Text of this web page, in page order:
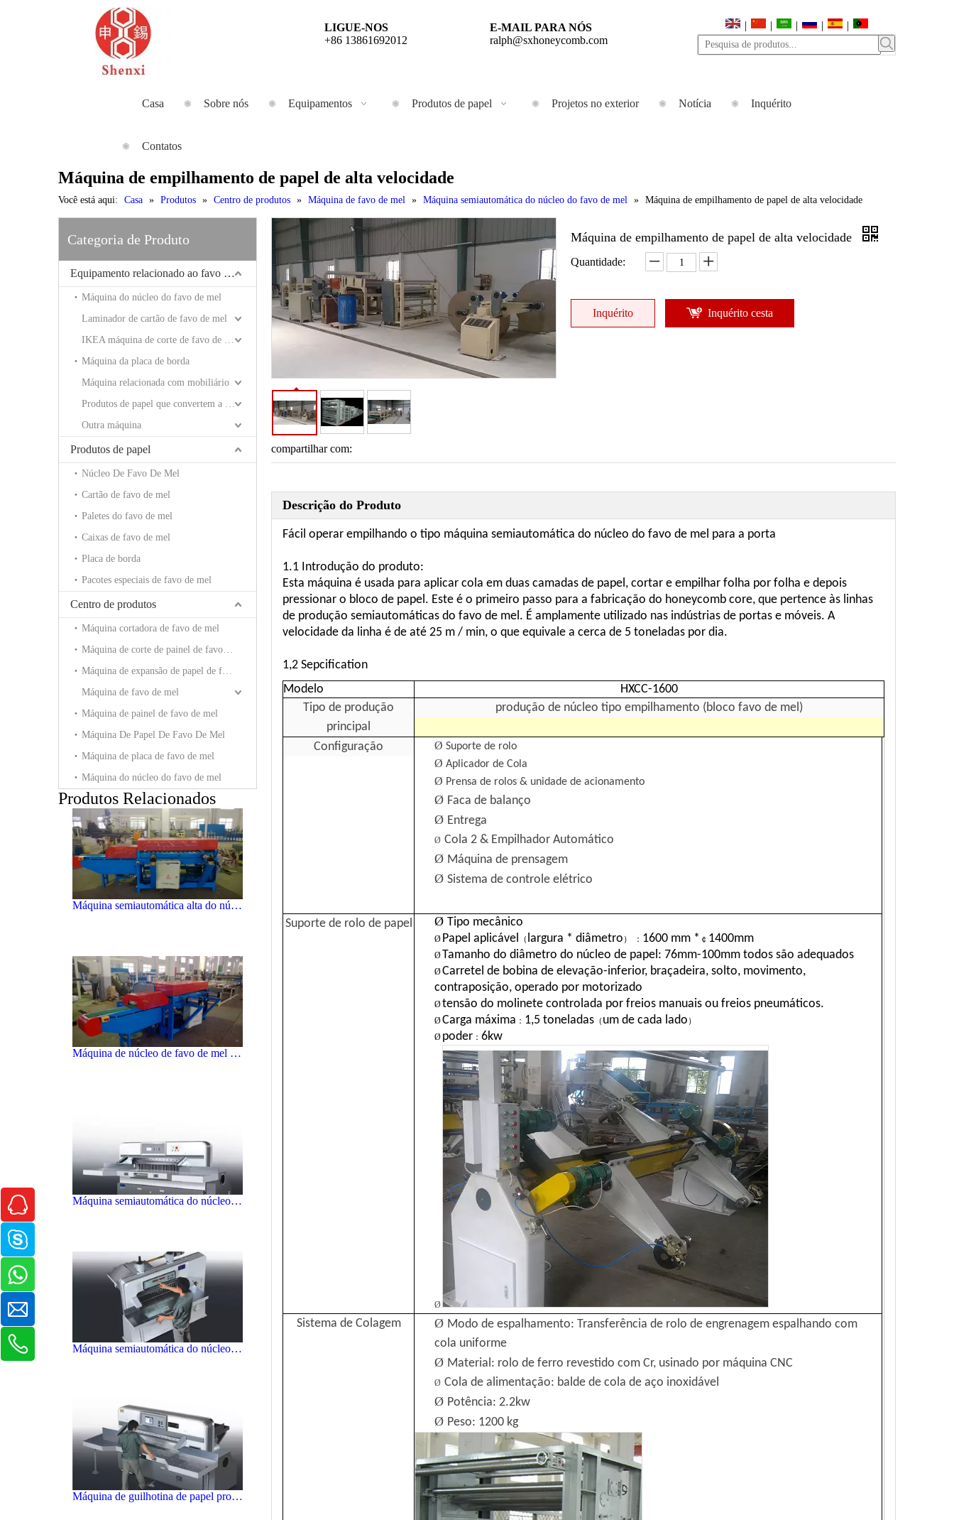
LIGUE-NOS
+86 13861692012
E-MAIL PARA NÓS
ralph@sxhoneycomb.com
| | | | |
Casa Sobre nós Equipamentos Produtos de papel Projetos no exterior Notícia Inquérito
Contatos
Máquina de empilhamento de papel de alta velocidade
Você está aqui: Casa » Produtos » Centro de produtos » Máquina de favo de mel » Máquina semiautomática do núcleo do favo de mel » Máquina de empilhamento de papel de alta velocidade
Categoria de Produto
Equipamento relacionado ao favo de mel
Máquina do núcleo do favo de mel
Laminador de cartão de favo de mel
IKEA máquina de corte de favo de mel
Máquina da placa de borda
Máquina relacionada com mobiliário
Produtos de papel que convertem a máquina
Outra máquina
Produtos de papel
Núcleo De Favo De Mel
Cartão de favo de mel
Paletes do favo de mel
Caixas de favo de mel
Placa de borda
Pacotes especiais de favo de mel
Centro de produtos
Máquina cortadora de favo de mel
Máquina de corte de painel de favo de mel
Máquina de expansão de papel de favo de mel
Máquina de favo de mel
Máquina de painel de favo de mel
Máquina De Papel De Favo De Mel
Máquina de placa de favo de mel
Máquina do núcleo do favo de mel
Produtos Relacionados
compartilhar com:
Máquina de empilhamento de papel de alta velocidade
Quantidade:
Inquérito Inquérito cesta
Descrição do Produto
Fácil operar empilhando o tipo máquina semiautomática do núcleo do favo de mel para a porta
1.1 Introdução do produto:
Esta máquina é usada para aplicar cola em duas camadas de papel, cortar e empilhar folha por folha e depois
pressionar o bloco de papel. Este é o primeiro passo para a fabricação do honeycomb core, que pertence às linhas
de produção semiautomáticas do favo de mel. É amplamente utilizado nas indústrias de portas e móveis. A
velocidade da linha é de até 25 m / min, o que equivale a cerca de 5 toneladas por dia.
1,2 Sepcification
Modelo
HXCC-1600
Tipo de produção
principal
produção de núcleo tipo empilhamento (bloco favo de mel)
Configuração Ø Suporte de rolo
Ø Aplicador de Cola
Ø Prensa de rolos & unidade de acionamento
Ø Faca de balanço
Ø Entrega
Ø Cola 2 & Empilhador Automático
Ø Máquina de prensagem
Ø Sistema de controle elétrico
Suporte de rolo de papel Ø Tipo mecânico
Ø Papel aplicável （ largura * diâmetro ） ： 1600 mm * ￠ 1400mm
ØTamanho do diâmetro do núcleo de papel: 76mm-100mm todos são adequados
ØCarretel de bobina de elevação-inferior, braçadeira, solto, movimento,
contraposição, operado por motorizado
Øtensão do molinete controlada por freios manuais ou freios pneumáticos.
ØCarga máxima ： 1,5 toneladas （ um de cada lado ）
Ø poder ： 6kw
Ø
Sistema de Colagem Ø Modo de espalhamento: Transferência de rolo de engrenagem espalhando com
cola uniforme
Ø Material: rolo de ferro revestido com Cr, usinado por máquina CNC
Ø Cola de alimentação: balde de cola de aço inoxidável
Ø Potência: 2.2kw
Ø Peso: 1200 kg